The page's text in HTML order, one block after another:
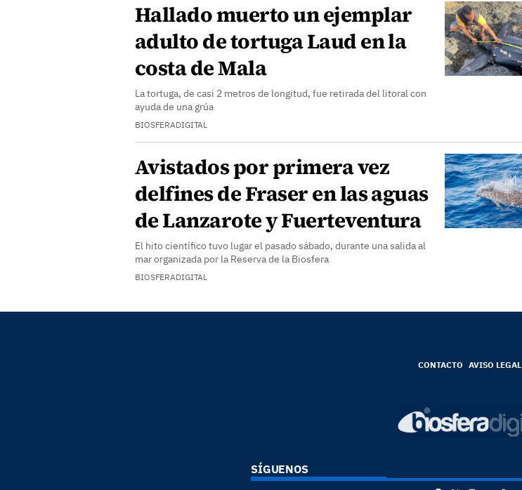
Hallado muerto un ejemplar
adulto de tortuga Laud en la
costa de Mala
La tortuga, de casi 2 metros de longitud, fue retirada del litoral con
ayuda de una grúa
BIOSFERADIGITAL
Avistados por primera vez
delfines de Fraser en las aguas
de Lanzarote y Fuerteventura
El hito científico tuvo lugar el pasado sábado, durante una salida al
mar organizada por la Reserva de la Biosfera
BIOSFERADIGITAL
CONTACTO AVISO LEGAL
SÍGUENOS